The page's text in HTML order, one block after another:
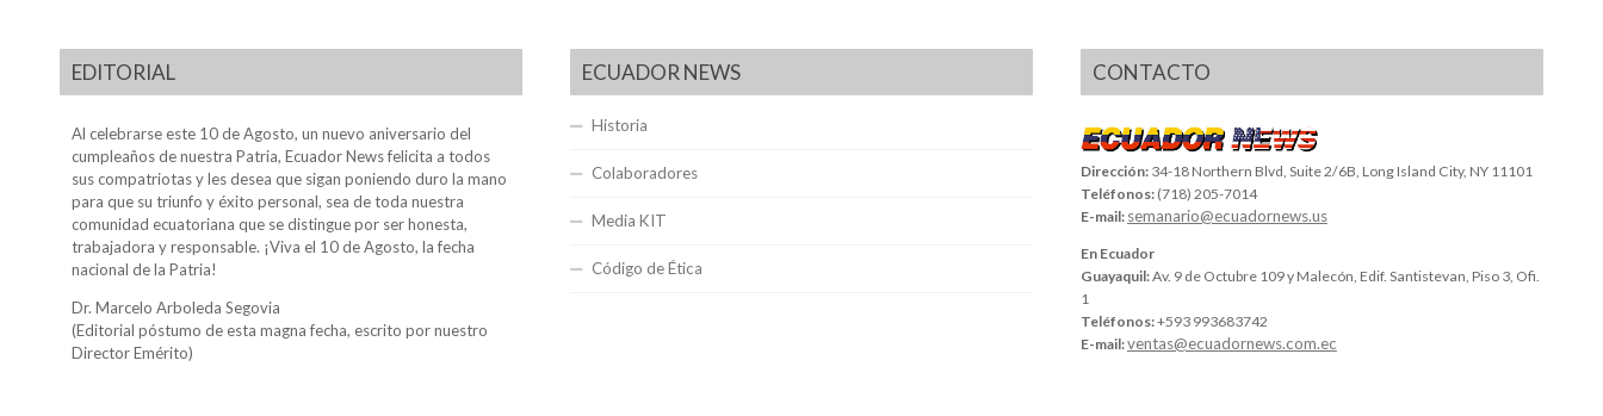
EDITORIAL
Al celebrarse este 10 de Agosto, un nuevo aniversario del
cumpleaños de nuestra Patria, Ecuador News felicita a todos
sus compatriotas y les desea que sigan poniendo duro la mano
para que su triunfo y éxito personal, sea de toda nuestra
comunidad ecuatoriana que se distingue por ser honesta,
trabajadora y responsable. ¡Viva el 10 de Agosto, la fecha
nacional de la Patria!
Dr. Marcelo Arboleda Segovia
(Editorial póstumo de esta magna fecha, escrito por nuestro
Director Emérito)
ECUADOR NEWS
Historia
Colaboradores
Media KIT
Código de Ética
CONTACTO
Dirección: 34-18 Northern Blvd, Suite 2/6B, Long Island City, NY 11101
Teléfonos: (718) 205-7014
E-mail: semanario@ecuadornews.us
En Ecuador
Guayaquil:Av. 9 de Octubre 109 y Malecón, Edif. Santistevan, Piso 3, Ofi.
1
Teléfonos:+593 993683742
E-mail:ventas@ecuadornews.com.ec